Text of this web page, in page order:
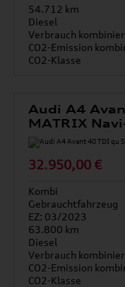
54.712 km
Diesel
Verbrauch
CO2-Emission
CO2-Klasse
Audi A4
MATRIX
32.950,00 €
Kombi
Gebrauchtfahrzeug
EZ: 03/2023
63.800 km
Diesel
Verbrauch
CO2-Emission
CO2-Klasse